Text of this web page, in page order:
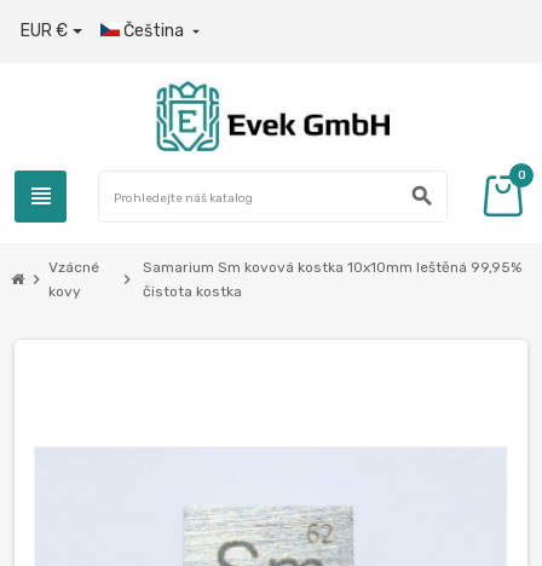
EUR € Čeština 
view_headline search
0
chevron_right
Vzácné
kovy
chevron_right
Samarium Sm kovová kostka 10x10mm leštěná 99,95%
čistota kostka